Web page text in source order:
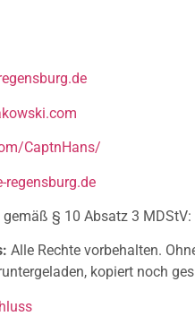
CaptnHans/
regensburg.de
gemäß § 10 Absatz 3
Alle Rechte vorbehalten.
kopiert noch